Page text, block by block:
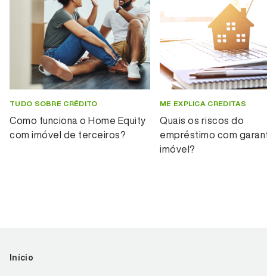
TUDO SOBRE CRÉDITO
Como funciona o Home Equity
com imóvel de terceiros?
ME EXPLICA CREDITAS
Quais os riscos do
empréstimo com
imóvel?
Início